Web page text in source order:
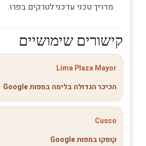
מדריך טכני עדכני לטרקים בפרו.
קישורים שימושיים
Lima Plaza Mayor
הכיכר הגדולה בלימה במפות Google
Cusco
קוסקו במפות Google